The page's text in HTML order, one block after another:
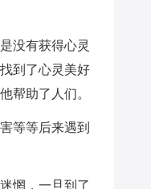
没有获得心灵
到了心灵美好
帮助了人们。
等等后来遇到
惘，一旦到了